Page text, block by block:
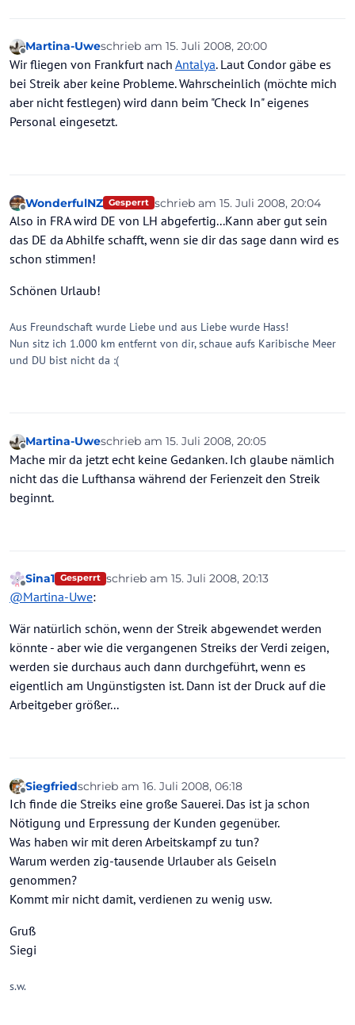
Offline
Martina-Uweschrieb am 15. Juli 2008, 20:00
zuletzt editiert von
Wir fliegen von Frankfurt nach Antalya. Laut Condor gäbe es
bei Streik aber keine Probleme. Wahrscheinlich (möchte mich
aber nicht festlegen) wird dann beim "Check In" eigenes
Personal eingesetzt.
Offline
WonderfulNZ Gesperrt schrieb am 15. Juli 2008, 20:04
zuletzt editiert von
Also in FRA wird DE von LH abgefertig...Kann aber gut sein
das DE da Abhilfe schafft, wenn sie dir das sage dann wird es
schon stimmen!
Schönen Urlaub!
Aus Freundschaft wurde Liebe und aus Liebe wurde Hass!
Nun sitz ich 1.000 km entfernt von dir, schaue aufs Karibische Meer
und DU bist nicht da :(
Offline
Martina-Uweschrieb am 15. Juli 2008, 20:05
zuletzt editiert von
Mache mir da jetzt echt keine Gedanken. Ich glaube nämlich
nicht das die Lufthansa während der Ferienzeit den Streik
beginnt.
Offline
Sina1 Gesperrt schrieb am 15. Juli 2008, 20:13
zuletzt editiert von
@Martina-Uwe:
Wär natürlich schön, wenn der Streik abgewendet werden
könnte - aber wie die vergangenen Streiks der Verdi zeigen,
werden sie durchaus auch dann durchgeführt, wenn es
eigentlich am Ungünstigsten ist. Dann ist der Druck auf die
Arbeitgeber größer...
Offline
Siegfriedschrieb am 16. Juli 2008, 06:18
zuletzt editiert von
Ich finde die Streiks eine große Sauerei. Das ist ja schon
Nötigung und Erpressung der Kunden gegenüber.
Was haben wir mit deren Arbeitskampf zu tun?
Warum werden zig-tausende Urlauber als Geiseln
genommen?
Kommt mir nicht damit, verdienen zu wenig usw.
Gruß
Siegi
s.w.